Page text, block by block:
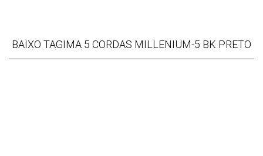
BAIXO TAGIMA 5 CORDAS MILLENIUM-5 BK PRETO